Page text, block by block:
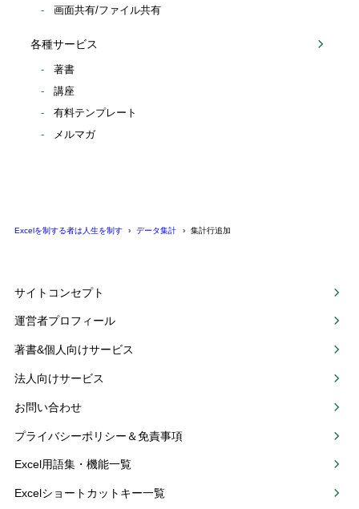
画面共有/ファイル共有
各種サービス
著書
講座
有料テンプレート
メルマガ
Excelを制する者は人生を制す データ集計 集計行追加
サイトコンセプト
運営者プロフィール
著書&個人向けサービス
法人向けサービス
お問い合わせ
プライバシーポリシー＆免責事項
Excel用語集・機能一覧
Excelショートカットキー一覧